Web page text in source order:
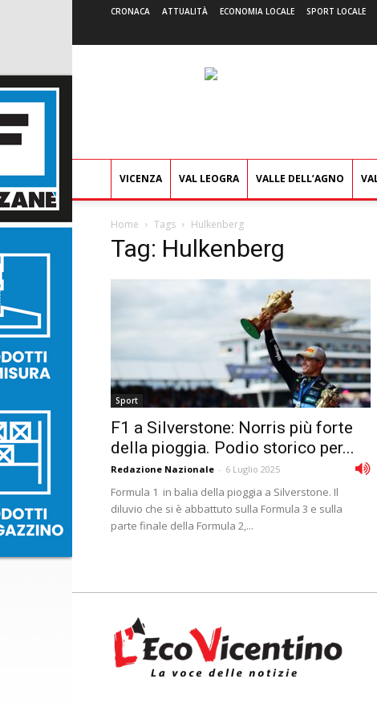
CRONACA ATTUALITÀ ECONOMIA LOCALE SPORT LOCALE
VICENZA VAL LEOGRA VALLE DELL’AGNO
Home Tags Hulkenberg
Tag: Hulkenberg
Sport
F1 a Silverstone: Norris più forte
della pioggia. Podio storico per...
Redazione Nazionale - 6 Luglio 2025
Formula 1 in balia della pioggia a Silverstone. Il
diluvio che si è abbattuto sulla Formula 3 e sulla
parte finale della Formula 2,...